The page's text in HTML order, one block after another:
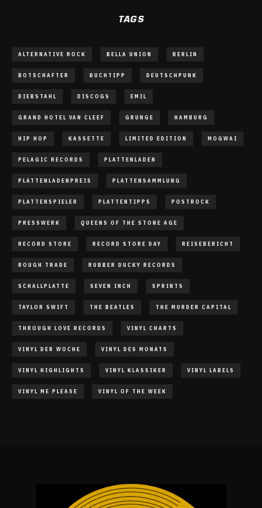
TAGS
ALTERNATIVE ROCK BELLA UNION BERLIN
BOTSCHAFTER BUCHTIPP DEUTSCHPUNK
DIEBSTAHL DISCOGS EMIL
GRAND HOTEL VAN CLEEF GRUNGE HAMBURG
HIP HOP KASSETTE LIMITED EDITION MOGWAI
PELAGIC RECORDS PLATTENLADEN
PLATTENLADENPREIS PLATTENSAMMLUNG
PLATTENSPIELER PLATTENTIPPS POSTROCK
PRESSWERK QUEENS OF THE STONE AGE
RECORD STORE RECORD STORE DAY REISEBERICHT
ROUGH TRADE RUBBER DUCKY RECORDS
SCHALLPLATTE SEVEN INCH SPRINTS
TAYLOR SWIFT THE BEATLES THE MURDER CAPITAL
THROUGH LOVE RECORDS VINYL CHARTS
VINYL DER WOCHE VINYL DES MONATS
VINYL HIGHLIGHTS VINYL KLASSIKER VINYL LABELS
VINYL ME PLEASE VINYL OF THE WEEK